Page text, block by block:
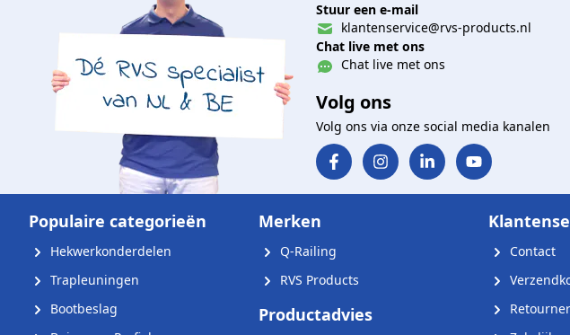
Stuur een e-mail
klantenservice@rvs-products.nl
Chat live met ons
Chat live met ons
Volg ons
Volg ons via onze social media kanalen
Populaire categorieën
Hekwerkonderdelen
Trapleuningen
Bootbeslag
Merken
Q-Railing
RVS Products
Productadvies
Contact